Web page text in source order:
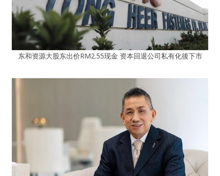
东和资源大股东出价RM2.55现金 资本回退公司私有化後下市